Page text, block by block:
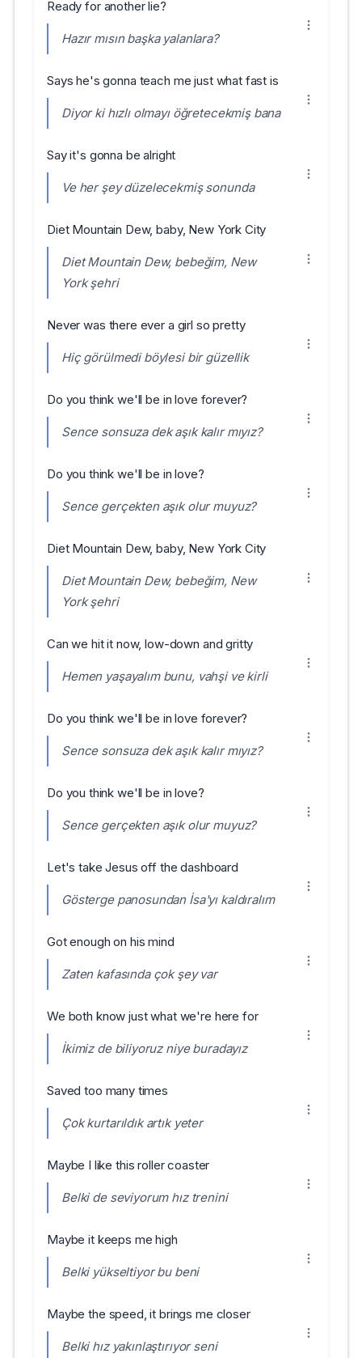
Ready for another lie?
Hazır mısın başka yalanlara?
Says he's gonna teach me just what fast is
Diyor ki hızlı olmayı öğretecekmiş bana
Say it's gonna be alright
Ve her şey düzelecekmiş sonunda
Diet Mountain Dew, baby, New York City
Diet Mountain Dew, bebeğim, New
York şehri
Never was there ever a girl so pretty
Hiç görülmedi böylesi bir güzellik
Do you think we'll be in love forever?
Sence sonsuza dek aşık kalır mıyız?
Do you think we'll be in love?
Sence gerçekten aşık olur muyuz?
Diet Mountain Dew, baby, New York City
Diet Mountain Dew, bebeğim, New
York şehri
Can we hit it now, low-down and gritty
Hemen yaşayalım bunu, vahşi ve kirli
Do you think we'll be in love forever?
Sence sonsuza dek aşık kalır mıyız?
Do you think we'll be in love?
Sence gerçekten aşık olur muyuz?
Let's take Jesus off the dashboard
Gösterge panosundan İsa'yı kaldıralım
Got enough on his mind
Zaten kafasında çok şey var
We both know just what we're here for
İkimiz de biliyoruz niye buradayız
Saved too many times
Çok kurtarıldık artık yeter
Maybe I like this roller coaster
Belki de seviyorum hız trenini
Maybe it keeps me high
Belki yükseltiyor bu beni
Maybe the speed, it brings me closer
Belki hız yakınlaştırıyor seni